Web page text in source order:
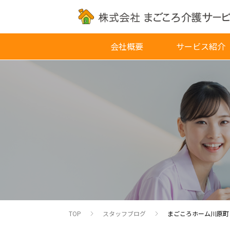
会社概要 サービス紹介
TOP スタッフブログ まごころホーム川原